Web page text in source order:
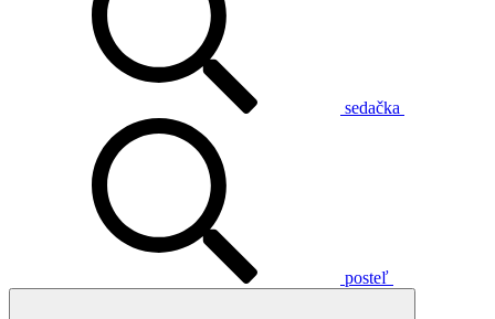
sedačka
posteľ